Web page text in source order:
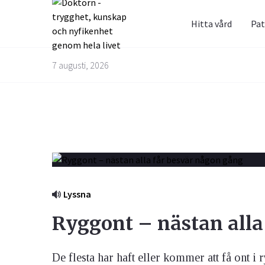
Hitta vård
7 augusti, 2026
Lyssna
Ryggont – nästan
De flesta har haft eller kommer att få ont i